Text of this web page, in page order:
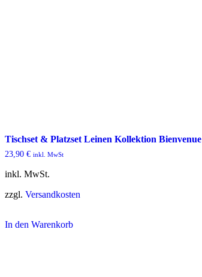
Tischset & Platzset Leinen Kollektion Bienvenue
23,90 € inkl. MwSt
inkl. MwSt.
zzgl. Versandkosten
In den Warenkorb